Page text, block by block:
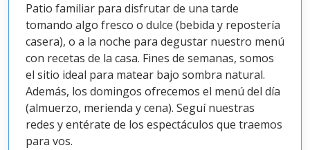
Patio familiar para disfrutar de una tarde
tomando algo fresco o dulce (bebida y repostería
casera), o a la noche para degustar nuestro menú
con recetas de la casa. Fines de semanas, somos
el sitio ideal para matear bajo sombra natural.
Además, los domingos ofrecemos el menú del día
(almuerzo, merienda y cena). Seguí nuestras
redes y entérate de los espectáculos que traemos
para vos.